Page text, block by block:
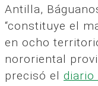
Antilla,
“constituye el
en ocho
nororiental
precisó el diario